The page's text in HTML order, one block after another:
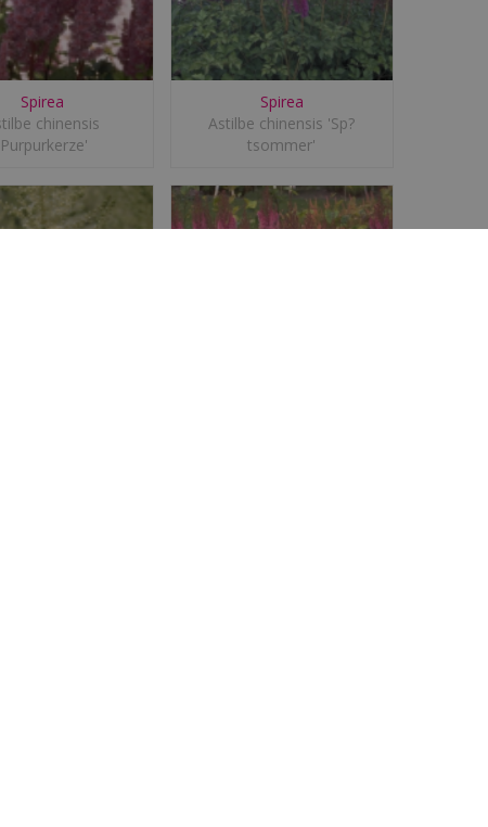
Spirea
chinensis
Spirea
Astilbe chinensis 'Sp?
tsommer'